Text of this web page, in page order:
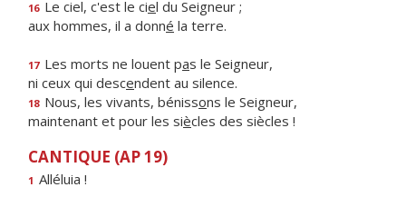
16 Le ciel, c'est le ciel du Seigneur ;
aux hommes, il a donné la terre.
17 Les morts ne louent pas le Seigneur,
ni ceux qui descendent au silence.
18 Nous, les vivants, bénissons le Seigneur,
maintenant et pour les siècles des siècles !
CANTIQUE (AP 19)
1 Alléluia !